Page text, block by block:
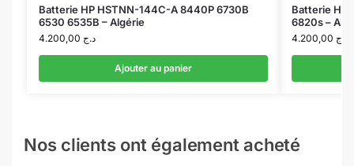
Batterie HP HSTNN-144C-A 8440P 6730B
6530 6535B – Algérie
د.ج
Ajouter au panier
Batterie HP
6820s –
د.ج
Nos clients ont également acheté